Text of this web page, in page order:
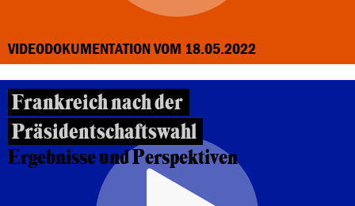
VIDEODOKUMENTATION VOM 18.05.2022
Frankreich nach der
Präsidentschaftswahl
Ergebnisse und Perspektiven